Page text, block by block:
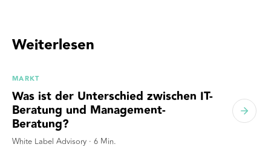
Weiterlesen
MARKT
Was ist der Unterschied zwischen IT-
Beratung und Management-
Beratung?
White Label Advisory · 6 Min.